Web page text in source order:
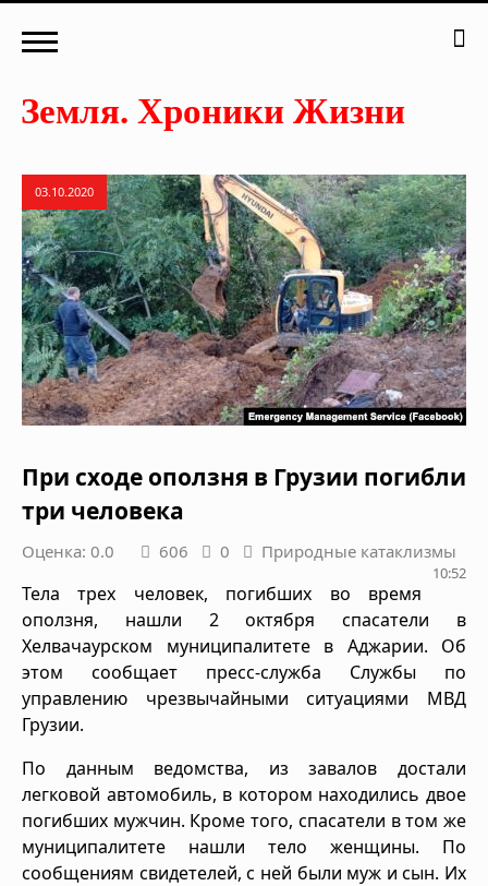
03.10.2020
При сходе оползня в Грузии погибли
три человека
Оценка: 0.0 606 0 Природные катаклизмы
10:52
Тела трех человек, погибших во время
оползня, нашли 2 октября спасатели в
Хелвачаурском муниципалитете в Аджарии. Об
этом сообщает пресс-служба Службы по
управлению чрезвычайными ситуациями МВД
Грузии.
По данным ведомства, из завалов достали
легковой автомобиль, в котором находились двое
погибших мужчин. Кроме того, спасатели в том же
муниципалитете нашли тело женщины. По
сообщениям свидетелей, с ней были муж и сын. Их